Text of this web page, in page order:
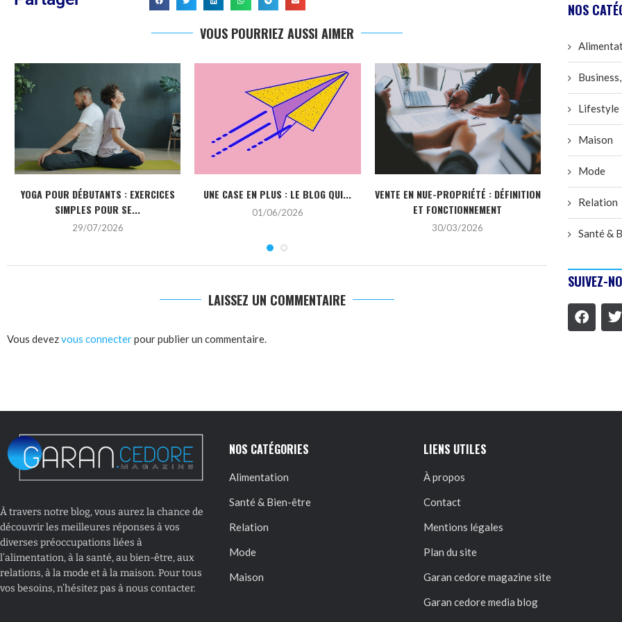
VOUS POURRIEZ AUSSI AIMER
YOGA POUR DÉBUTANTS : EXERCICES
SIMPLES POUR SE...
29/07/2026
UNE CASE EN PLUS : LE BLOG QUI...
01/06/2026
VENTE EN NUE-PROPRIÉTÉ : DÉFINITION
ET FONCTIONNEMENT
30/03/2026
L’ÉCLAT
LAISSEZ UN COMMENTAIRE
Vous devezvous connecterpour publier un commentaire.
NOS
Lifestyle
Maison
Mode
Relation
Santé &
SUIVEZ-
À travers notre blog, vous aurez la chance de
découvrir les meilleures réponses à vos
diverses préoccupations liées à
l’alimentation, à la santé, au bien-être, aux
relations, à la mode et à la maison. Pour tous
vos besoins, n’hésitez pas à nous contacter.
NOS CATÉGORIES
Alimentation
Santé & Bien-être
Relation
Mode
Maison
LIENS UTILES
À propos
Contact
Mentions légales
Plan du site
Garan cedore magazine site
Garan cedore media blog